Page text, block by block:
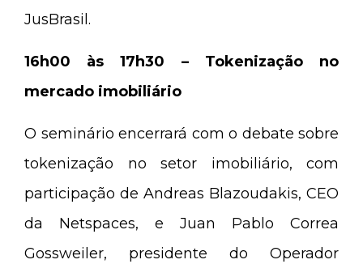
JusBrasil.
16h00 às 17h30 – Tokenização no
mercado imobiliário
O seminário encerrará com o debate sobre
tokenização no setor imobiliário, com
participação de Andreas Blazoudakis, CEO
da Netspaces, e Juan Pablo Correa
Gossweiler, presidente do Operador